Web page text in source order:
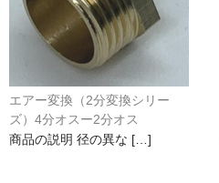
エアー変換（2分変換シリー
ズ）4分オスー2分オス
商品の説明 径の異な […]